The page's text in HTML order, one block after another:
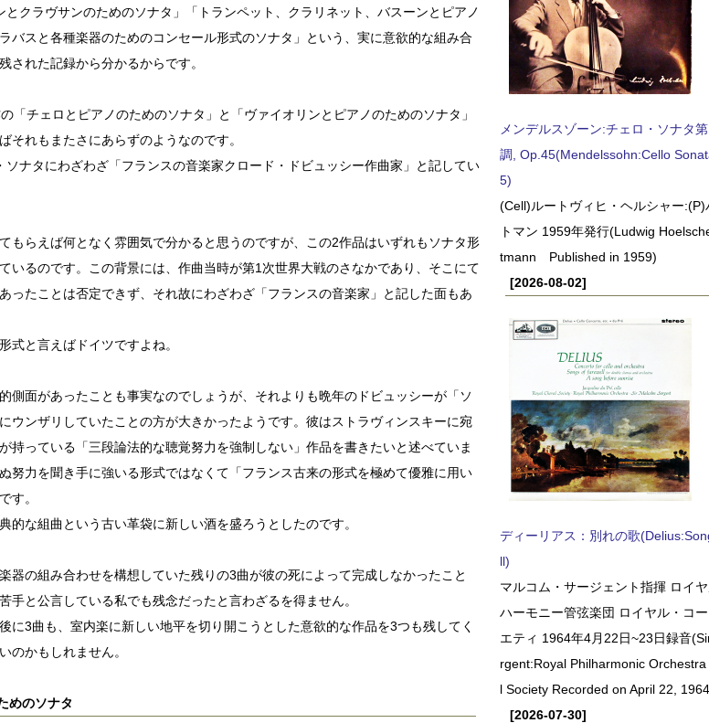
クラヴサンのためのソナタ」「トランペット、クラリネット、バスーンとピアノ
バスと各種楽器のためのコンセール形式のソナタ」という、実に意欲的な組み合
された記録から分かるからです。
「チェロとピアノのためのソナタ」と「ヴァイオリンとピアノのためのソナタ」
それもまたさにあらずのようなのです。
ソナタにわざわざ「フランスの音楽家クロード・ドビュッシー作曲家」と記してい
もらえば何となく雰囲気で分かると思うのですが、この2作品はいずれもソナタ形
いるのです。この背景には、作曲当時が第1次世界大戦のさなかであり、そこにて
ったことは否定できず、それ故にわざわざ「フランスの音楽家」と記した面もあ
式と言えばドイツですよね。
側面があったことも事実なのでしょうが、それよりも晩年のドビュッシーが「ソ
ウンザリしていたことの方が大きかったようです。彼はストラヴィンスキーに宛
持っている「三段論法的な聴覚努力を強制しない」作品を書きたいと述べていま
努力を聞き手に強いる形式ではなくて「フランス古来の形式を極めて優雅に用い
す。
的な組曲という古い革袋に新しい酒を盛ろうとしたのです。
器の組み合わせを構想していた残りの3曲が彼の死によって完成しなかったこと
手と公言している私でも残念だったと言わざるを得ません。
に3曲も、室内楽に新しい地平を切り開こうとした意欲的な作品を3つも残してく
のかもしれません。
めのソナタ
メンデルスゾーン:チェロ・ソナタ
調, Op.45(Mendelssohn:Cello
5)
(Cell)ルートヴィヒ・ヘルシャー
トマン 1959年発行(Ludwig
tmann Published in 1959)
[2026-08-02]
ディーリアス：別れの歌
ll)
マルコム・サージェント指揮 ロイ
ハーモニー管弦楽団 ロイヤル・コ
エティ 1964年4月22日~23日録音
rgent:Royal Philharmonic
l Society Recorded on April 22,
[2026-07-30]